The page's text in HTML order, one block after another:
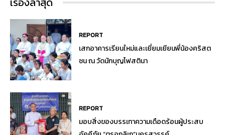
REPORT
เสกอาคารเรียนใหม่และเยี่ยมเยียนพี่น้องคริสต
ชน ณ วัดนักบุญโฟสตินา
REPORT
มอบสิ่งของบรรเทาความเดือดร้อนผู้ประสบ